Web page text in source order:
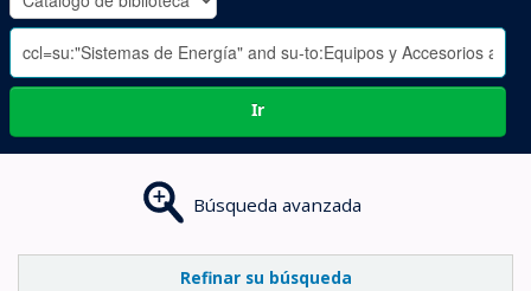
-
Ir
Búsqueda avanzada
Refinar su búsqueda